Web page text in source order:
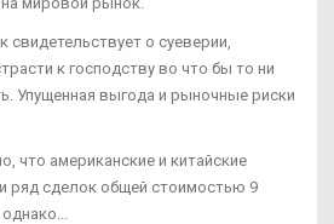
о суеверии,
к господству во что бы то ни
Упущенная выгода и рыночные риски
что американские и китайские
ряд сделок общей стоимостью 9